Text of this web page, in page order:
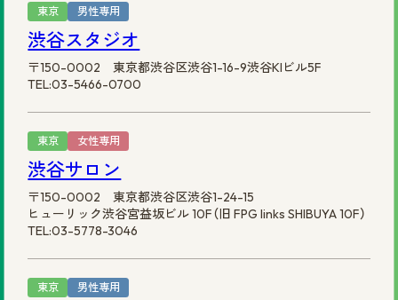
東京 男性専用
渋谷スタジオ
〒150-0002 東京都渋谷区渋谷1-16-9渋谷KIビル5F
TEL:03-5466-0700
東京 女性専用
渋谷サロン
〒150-0002 東京都渋谷区渋谷1-24-15
ヒューリック渋谷宮益坂ビル 10F（旧 FPG links SHIBUYA 10F）
TEL:03-5778-3046
東京 男性専用